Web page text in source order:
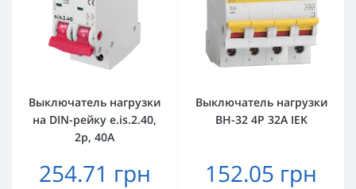
Выключатель нагрузки
на DIN-рейку e.is.2.40,
2р, 40А
254.71 грн
Выключатель нагрузки
ВН-32 4Р 32А IEK
152.05 грн